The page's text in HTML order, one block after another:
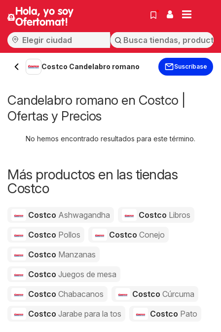
Hola, yo soy
Ofertomat!
Costco Candelabro romano Suscríbase
Candelabro romano en Costco |
Ofertas y Precios
No hemos encontrado resultados para este término.
Más productos en las tiendas
Costco
Costco Ashwagandha Costco Libros
Costco Pollos Costco Conejo
Costco Manzanas
Costco Juegos de mesa
Costco Chabacanos Costco Cúrcuma
Costco Jarabe para la tos Costco Pato